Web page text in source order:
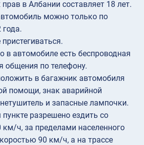
прав в Албании составляет 18 лет.
можно только по
в автомобиле есть беспроводная
общения по телефону.
в багажник автомобиля
помощи, знак аварийной
и запасные лампочки.
разрешено ездить со
км/ч, за пределами населенного
90 км/ч, а на трассе